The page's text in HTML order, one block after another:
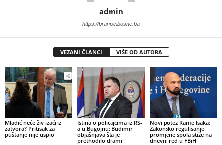
admin
https://braniocibosne.ba
VEZANI ČLANCI VIŠE OD AUTORA
​Mladić neće živ izaći iz
zatvora? Pritisak za
puštanje nije uspio
Istina o policajcima iz RS-
a u Bugojnu: Budimir
objašnjava šta je
prethodilo drami
Novi potez Rame Isaka:
Zakonsko regulisanje
promjene spola stiže na
dnevni red u FBiH